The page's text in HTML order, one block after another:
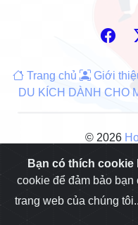
Trang chủ Giới
DU KÍCH DÀNH CHO
© 2026
Bạn có thích cookie
cookie để đảm bảo
trang web của chúng tôi..